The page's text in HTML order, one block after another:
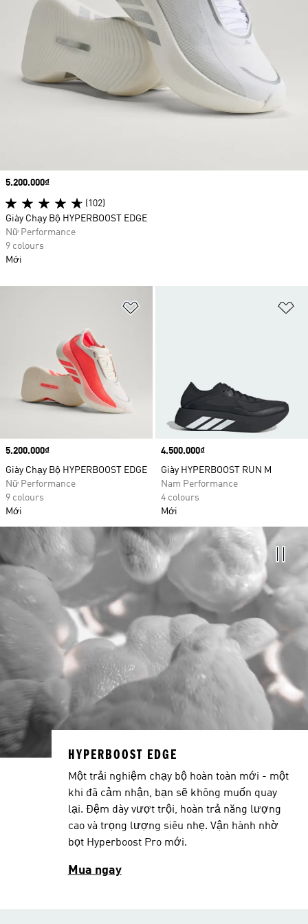
Price
5.200.000₫
Giày Chạy Bộ HYPERBOOST EDGE
Nữ Performance
9 colours
Mới
Price
4.500.000₫
Giày HYPERBOOST RUN M
Nam Performance
4 colours
Mới
Price
5.200.000₫
(102)
Giày Chạy Bộ HYPERBOOST EDGE
Nữ Performance
9 colours
Mới
HYPERBOOST EDGE
Một trải nghiệm chạy bộ hoàn toàn mới - một
khi đã cảm nhận, bạn sẽ không muốn quay
lại. Đệm dày vượt trội, hoàn trả năng lượng
cao và trọng lượng siêu nhẹ. Vận hành nhờ
bọt Hyperboost Pro mới.
Mua ngay